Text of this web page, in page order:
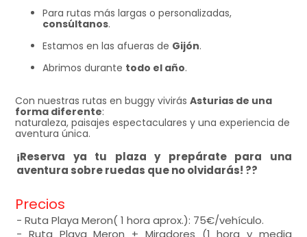
Para rutas más largas o personalizadas,
consúltanos.
Estamos en las afueras de Gijón.
Abrimos durante todo el año.
Con nuestras rutas en buggy vivirásAsturias de una
forma diferente:
naturaleza, paisajes espectaculares y una experiencia de
aventura única.
¡Reserva ya tu plaza y prepárate para una
aventura sobre ruedas que no olvidarás! ??
Precios
- Ruta Playa Meron( 1 hora aprox.): 75€/vehículo.
- Ruta Playa Meron + Miradores (1 hora y media